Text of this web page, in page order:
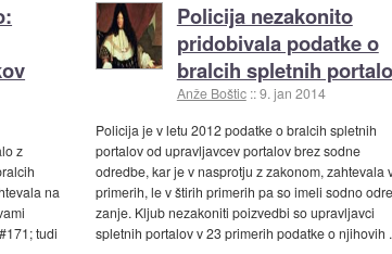
z
na
tudi
Policija nezakonito
pridobivala podatke o
bralcih spletnih
Anže Boštic ::9. jan 2014
Policija je v letu 2012 podatke o bralcih spletnih
portalov od upravljavcev portalov brez sodne
odredbe, kar je v nasprotju z zakonom, zahtevala
primerih, le v štirih primerih pa so imeli sodno
zanje. Kljub nezakoniti poizvedbi so upravljavci
spletnih portalov v 23 primerih podatke o njihovih